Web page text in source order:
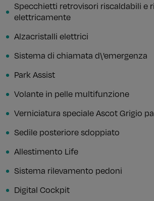
Specchietti retrovisori riscaldabili e
elettricamente
Alzacristalli elettrici
Sistema di chiamata d\'emergenza
Park Assist
Volante in pelle multifunzione
Verniciatura speciale Ascot Grigio
Sedile posteriore sdoppiato
Allestimento Life
Sistema rilevamento pedoni
Digital Cockpit